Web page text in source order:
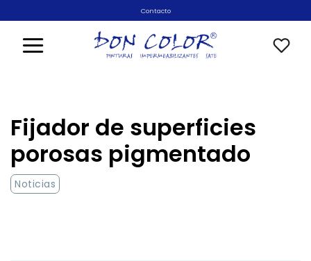
al
contenido
Contacto
Noticias
Fijador de superficies
porosas pigmentado